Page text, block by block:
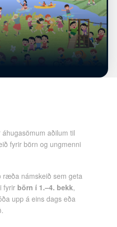
aðilum til
fyrir börn og ungmenni
ræða námskeið sem geta
fyrir börn í 1.–4. bekk,
upp á eins dags eða